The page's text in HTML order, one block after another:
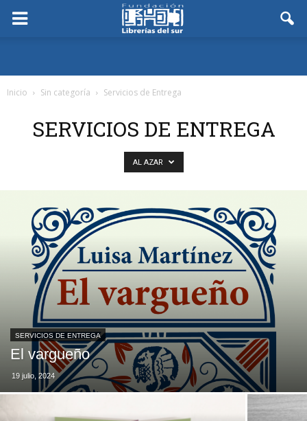
Inicio Sin categoría Servicios de Entrega
SERVICIOS DE ENTREGA
AL AZAR
SERVICIOS DE ENTREGA
El vargueño
19 julio, 2024